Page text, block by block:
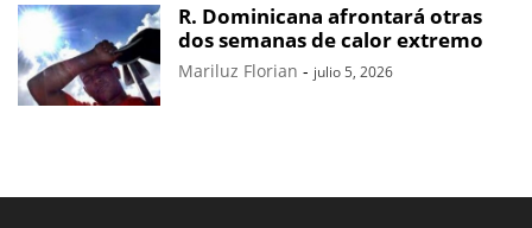
R. Dominicana afrontará otras
dos semanas de calor extremo
Mariluz Florian - julio 5, 2026